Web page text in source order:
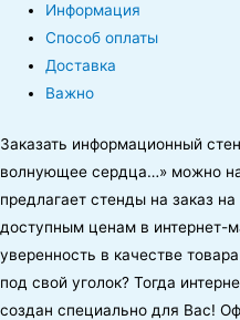
Информация
Способ оплаты
Доставка
Важно
Заказать информационный
волнующее сердца…» можно
предлагает стенды на заказ
доступным ценам в интернет-
уверенность в качестве
под свой уголок? Тогда
создан специально для Вас!